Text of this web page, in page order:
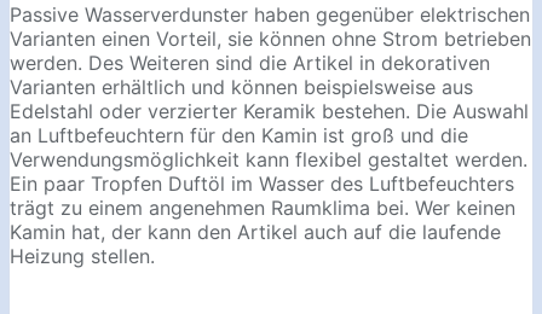
Passive Wasserverdunster haben gegenüber elektrischen
Varianten einen Vorteil, sie können ohne Strom betrieben
werden. Des Weiteren sind die Artikel in dekorativen
Varianten erhältlich und können beispielsweise aus
Edelstahl oder verzierter Keramik bestehen. Die Auswahl
an Luftbefeuchtern für den Kamin ist groß und die
Verwendungsmöglichkeit kann flexibel gestaltet werden.
Ein paar Tropfen Duftöl im Wasser des Luftbefeuchters
trägt zu einem angenehmen Raumklima bei. Wer keinen
Kamin hat, der kann den Artikel auch auf die laufende
Heizung stellen.